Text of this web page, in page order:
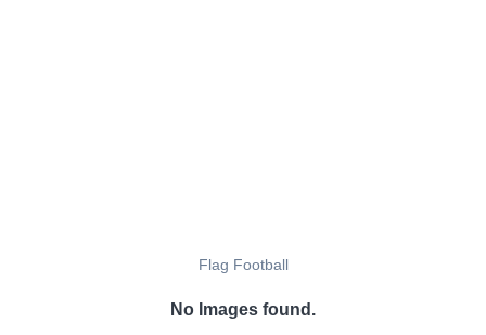
Flag Football
No Images found.